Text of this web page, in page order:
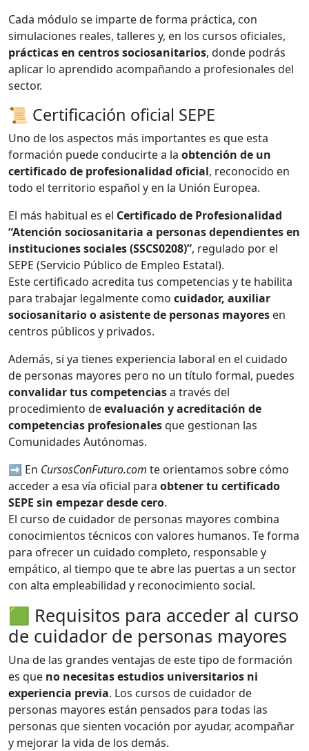
Cada módulo se imparte de forma práctica, con
simulaciones reales, talleres y, en los cursos oficiales,
prácticas en centros sociosanitarios, donde podrás
aplicar lo aprendido acompañando a profesionales del
sector.
📜 Certificación oficial SEPE
Uno de los aspectos más importantes es que esta
formación puede conducirte a la obtención de un
certificado de profesionalidad oficial, reconocido en
todo el territorio español y en la Unión Europea.
El más habitual es el Certificado de Profesionalidad
“Atención sociosanitaria a personas dependientes en
instituciones sociales (SSCS0208)”, regulado por el
SEPE (Servicio Público de Empleo Estatal).
Este certificado acredita tus competencias y te habilita
para trabajar legalmente como cuidador, auxiliar
sociosanitario o asistente de personas mayores en
centros públicos y privados.
Además, si ya tienes experiencia laboral en el cuidado
de personas mayores pero no un título formal, puedes
convalidar tus competenciasa través del
procedimiento deevaluación y acreditación de
competencias profesionalesque gestionan las
Comunidades Autónomas.
➡️ En CursosConFuturo.com te orientamos sobre cómo
acceder a esa vía oficial para obtener tu certificado
SEPE sin empezar desde cero.
El curso de cuidador de personas mayores combina
conocimientos técnicos con valores humanos. Te forma
para ofrecer un cuidado completo, responsable y
empático, al tiempo que te abre las puertas a un sector
con alta empleabilidad y reconocimiento social.
🟩 Requisitos para acceder al curso
de cuidador de personas mayores
Una de las grandes ventajas de este tipo de formación
es que no necesitas estudios universitarios ni
experiencia previa. Los cursos de cuidador de
personas mayores están pensados para todas las
personas que sienten vocación por ayudar, acompañar
y mejorar la vida de los demás.